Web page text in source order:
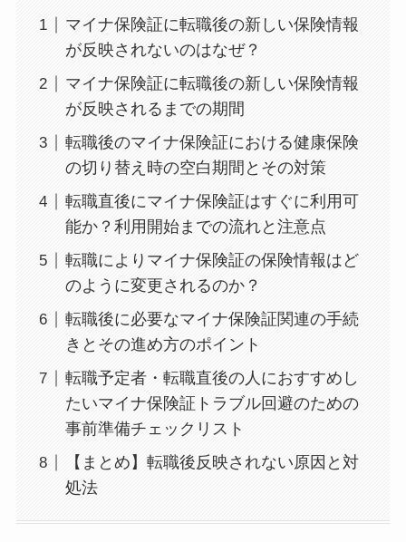
マイナ保険証に転職後の新しい保険情報
が反映されないのはなぜ？
マイナ保険証に転職後の新しい保険情報
が反映されるまでの期間
転職後のマイナ保険証における健康保険
の切り替え時の空白期間とその対策
転職直後にマイナ保険証はすぐに利用可
能か？利用開始までの流れと注意点
転職によりマイナ保険証の保険情報はど
のように変更されるのか？
転職後に必要なマイナ保険証関連の手続
きとその進め方のポイント
転職予定者・転職直後の人におすすめし
たいマイナ保険証トラブル回避のための
事前準備チェックリスト
【まとめ】転職後反映されない原因と対
処法